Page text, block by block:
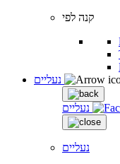
קנה לפי
נעליים
נעליים